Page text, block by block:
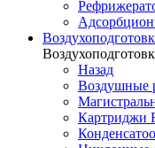
Назад
Воздушные
Картриджи